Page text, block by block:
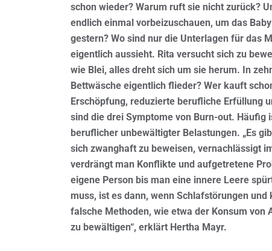
schon wieder? Warum ruft sie nicht zurück?
endlich einmal vorbeizuschauen, um das
gestern? Wo sind nur die Unterlagen für das
eigentlich aussieht. Rita versucht sich zu
wie Blei, alles dreht sich um sie herum. In
Bettwäsche eigentlich flieder? Wer kauft
Erschöpfung, reduzierte berufliche Erfüllung
sind die drei Symptome von Burn-out. Häufig
beruflicher unbewältigter Belastungen. „Es
sich zwanghaft zu beweisen, vernachlässigt
verdrängt man Konflikte und aufgetretene
eigene Person bis man eine innere Leere
muss, ist es dann, wenn Schlafstörungen
falsche Methoden, wie etwa der Konsum von
zu bewältigen“, erklärt Hertha Mayr.